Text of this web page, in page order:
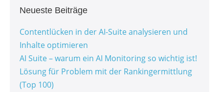
Neueste Beiträge
Contentlücken in der AI-Suite analysieren und
Inhalte optimieren
AI Suite – warum ein AI Monitoring so wichtig ist!
Lösung für Problem mit der Rankingermittlung
(Top 100)